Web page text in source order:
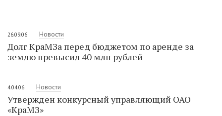
26.09.06 Новости
Долг КраМЗа перед бюджетом по аренде за
землю превысил 40 млн рублей
4.04.06 Новости
Утвержден конкурсный управляющий ОАО
«КраМЗ»